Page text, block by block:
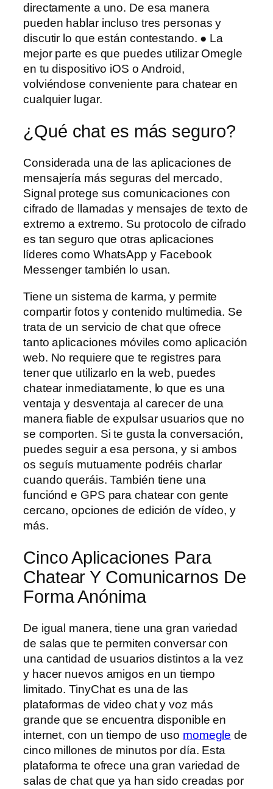
directamente a uno. De esa manera
pueden hablar incluso tres personas y
discutir lo que están contestando. ● La
mejor parte es que puedes utilizar Omegle
en tu dispositivo iOS o Android,
volviéndose conveniente para chatear en
cualquier lugar.
¿Qué chat es más seguro?
Considerada una de las aplicaciones de
mensajería más seguras del mercado,
Signal protege sus comunicaciones con
cifrado de llamadas y mensajes de texto de
extremo a extremo. Su protocolo de cifrado
es tan seguro que otras aplicaciones
líderes como WhatsApp y Facebook
Messenger también lo usan.
Tiene un sistema de karma, y permite
compartir fotos y contenido multimedia. Se
trata de un servicio de chat que ofrece
tanto aplicaciones móviles como aplicación
web. No requiere que te registres para
tener que utilizarlo en la web, puedes
chatear inmediatamente, lo que es una
ventaja y desventaja al carecer de una
manera fiable de expulsar usuarios que no
se comporten. Si te gusta la conversación,
puedes seguir a esa persona, y si ambos
os seguís mutuamente podréis charlar
cuando queráis. También tiene una
funciónd e GPS para chatear con gente
cercano, opciones de edición de vídeo, y
más.
Cinco Aplicaciones Para
Chatear Y Comunicarnos De
Forma Anónima
De igual manera, tiene una gran variedad
de salas que te permiten conversar con
una cantidad de usuarios distintos a la vez
y hacer nuevos amigos en un tiempo
limitado. TinyChat es una de las
plataformas de video chat y voz más
grande que se encuentra disponible en
internet, con un tiempo de uso momegle de
cinco millones de minutos por día. Esta
plataforma te ofrece una gran variedad de
salas de chat que ya han sido creadas por